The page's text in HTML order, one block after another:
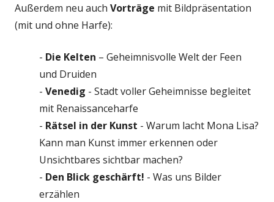
Außerdem neu auch Vorträge mit Bildpräsentation
(mit und ohne Harfe):
- Die Kelten – Geheimnisvolle Welt der Feen
und Druiden
- Venedig - Stadt voller Geheimnisse begleitet
mit Renaissanceharfe
- Rätsel in der Kunst - Warum lacht Mona Lisa?
Kann man Kunst immer erkennen oder
Unsichtbares sichtbar machen?
- Den Blick geschärft! - Was uns Bilder
erzählen